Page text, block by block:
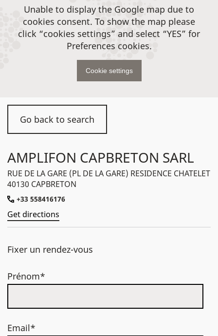
Go back to search
AMPLIFON CAPBRETON SARL
RUE DE LA GARE (PL DE LA GARE) RESIDENCE CHATELET
40130 CAPBRETON
+33 558416176
Get directions
Fixer un rendez-vous
Prénom*
Email*
Unable to display the Google map due to
cookies consent. To show the map please
click “cookies settings” and select “YES” for
Preferences cookies.
Cookie settings